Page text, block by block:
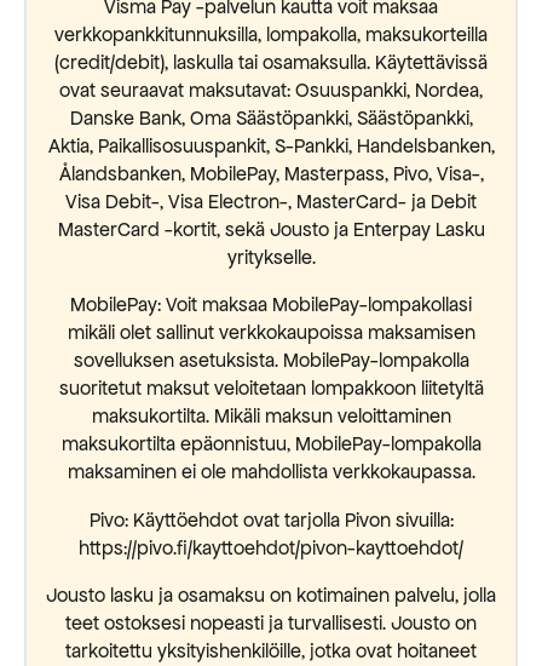
Visma Pay -palvelun kautta voit maksaa
verkkopankkitunnuksilla, lompakolla, maksukorteilla
(credit/debit), laskulla tai osamaksulla. Käytettävissä
ovat seuraavat maksutavat: Osuuspankki, Nordea,
Danske Bank, Oma Säästöpankki, Säästöpankki,
Aktia, Paikallisosuuspankit, S-Pankki, Handelsbanken,
Ålandsbanken, MobilePay, Masterpass, Pivo, Visa-,
Visa Debit-, Visa Electron-, MasterCard- ja Debit
MasterCard -kortit, sekä Jousto ja Enterpay Lasku
yritykselle.
MobilePay: Voit maksaa MobilePay-lompakollasi
mikäli olet sallinut verkkokaupoissa maksamisen
sovelluksen asetuksista. MobilePay-lompakolla
suoritetut maksut veloitetaan lompakkoon liitetyltä
maksukortilta. Mikäli maksun veloittaminen
maksukortilta epäonnistuu, MobilePay-lompakolla
maksaminen ei ole mahdollista verkkokaupassa.
Pivo: Käyttöehdot ovat tarjolla Pivon sivuilla:
https://pivo.fi/kayttoehdot/pivon-kayttoehdot/
Jousto lasku ja osamaksu on kotimainen palvelu, jolla
teet ostoksesi nopeasti ja turvallisesti. Jousto on
tarkoitettu yksityishenkilöille, jotka ovat hoitaneet